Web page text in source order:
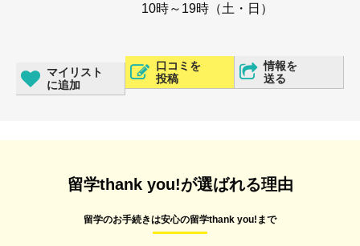
10時～19時（土・日）
マイリスト
に追加
口コミを
投稿
情報を
送る
留学thank you!が選ばれる理由
留学のお手続きは安心の留学thank you!まで